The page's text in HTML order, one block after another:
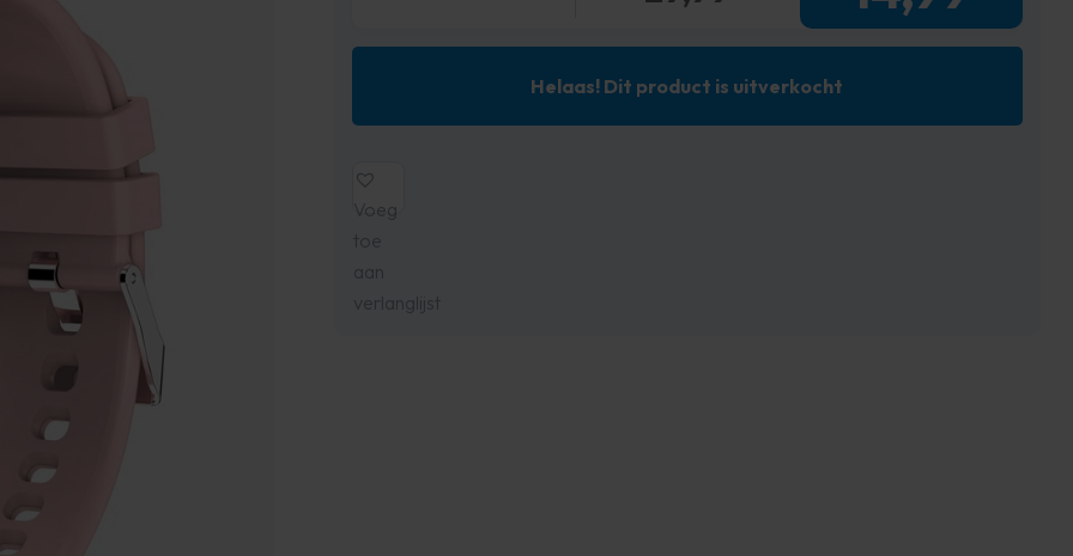
Helaas! Dit product is uitverkocht
Voeg